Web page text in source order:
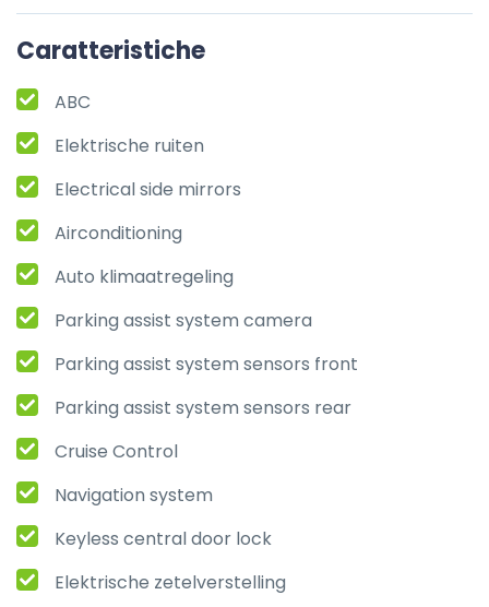
Caratteristiche
ABC
Elektrische ruiten
Electrical side mirrors
Airconditioning
Auto klimaatregeling
Parking assist system camera
Parking assist system sensors front
Parking assist system sensors rear
Cruise Control
Navigation system
Keyless central door lock
Elektrische zetelverstelling